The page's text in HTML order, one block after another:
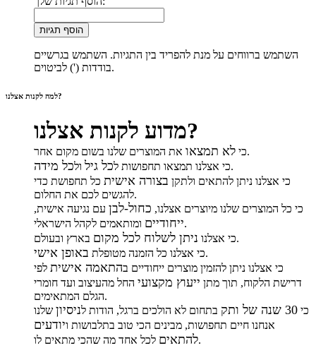
הוסף תגיות
השתמש ברווחים על מנת להפריד בין התגיות. השתמש בגרשיים
בודדות (') לביטוים.
למה לקנות אצלנו?
מדוע לקנות אצלנו?
כי לא תמצאו
את המוצרים שלנו בשום מקום אחר.
כי אצלנו תמצאו תחפושות לכל גיל ולכל מידה
.
כי אצלנו ניתן להתאים ולתקן בצורה אישית כל תחפושת כדי
להגשים לכם את החלום.
כי כל המוצרים שלנו מיוצרים אצלנו, כחול-לבן עם נגיעה אישית,
ייחודייםומותאמים לקהל הישראלי.
כי אצלנו ניתן לשלוח לכל מקום
בארץ ובעולם.
כי אצלנו כל הזמנה מטופלת באופן אישי
.
כי אצלנו ניתן להזמין מוצרים ייחודיים בהתאמה אישית לפי
דרישת הלקוח, תוך מתן ייעוץ מקצועי החל מהעיצוב ועד חומרי
הגלם המתאימים.
כי 30 שנה של ותק בתחום לא הולכים ברגל, הודות לניסיון שלנו
אנחנו חיים תחפושות, מבינים הכי טוב בתלבושות ויודעים
להתאיםלכל אחד מה שהכי מתאים לו.